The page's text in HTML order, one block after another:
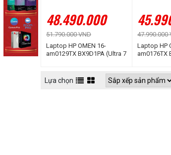
48.490.000
51.790.000 VND
Laptop HP OMEN 16-
am0129TX BX9D1PA (Ultra 7
165Hz | Win 11 | Đen)
47.990.000
Laptop HP
am0176TX
165Hz |
Lựa chọn